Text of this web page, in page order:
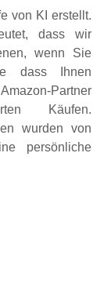
von KI erstellt.
dass wir
wenn Sie
dass Ihnen
Partner
Käufen.
wurden von
persönliche